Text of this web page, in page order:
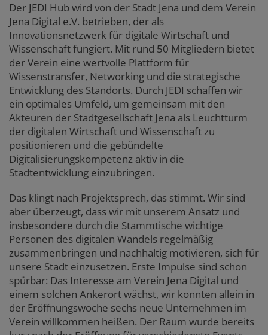
Der JEDI Hub wird von der Stadt Jena und dem Verein
Jena Digital e.V. betrieben, der als
Innovationsnetzwerk für digitale Wirtschaft und
Wissenschaft fungiert. Mit rund 50 Mitgliedern bietet
der Verein eine wertvolle Plattform für
Wissenstransfer, Networking und die strategische
Entwicklung des Standorts. Durch JEDI schaffen wir
ein optimales Umfeld, um gemeinsam mit den
Akteuren der Stadtgesellschaft Jena als Leuchtturm
der digitalen Wirtschaft und Wissenschaft zu
positionieren und die gebündelte
Digitalisierungskompetenz aktiv in die
Stadtentwicklung einzubringen.
Das klingt nach Projektsprech, das stimmt. Wir sind
aber überzeugt, dass wir mit unserem Ansatz und
insbesondere durch die Stammtische wichtige
Personen des digitalen Wandels regelmäßig
zusammenbringen und nachhaltig motivieren, sich für
unsere Stadt einzusetzen. Erste Impulse sind schon
spürbar: Das Interesse am Verein Jena Digital und
einem solchen Ankerort wächst, wir konnten allein in
der Eröffnungswoche sechs neue Unternehmen im
Verein willkommen heißen. Der Raum wurde bereits